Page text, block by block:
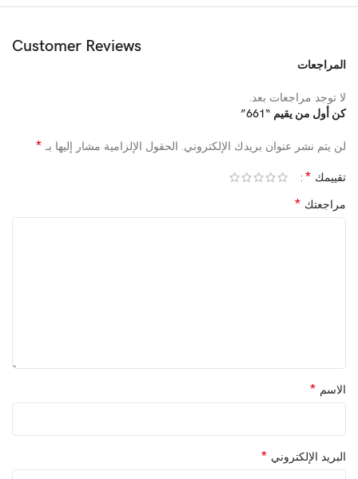
Customer Reviews
المراجعات
لا توجد مراجعات بعد.
كن أول من يقيم “661”
لن يتم نشر عنوان بريدك الإلكتروني. الحقول الإلزامية مشار إليها بـ *
تقييمك *
مراجعتك *
الاسم *
البريد الإلكتروني *